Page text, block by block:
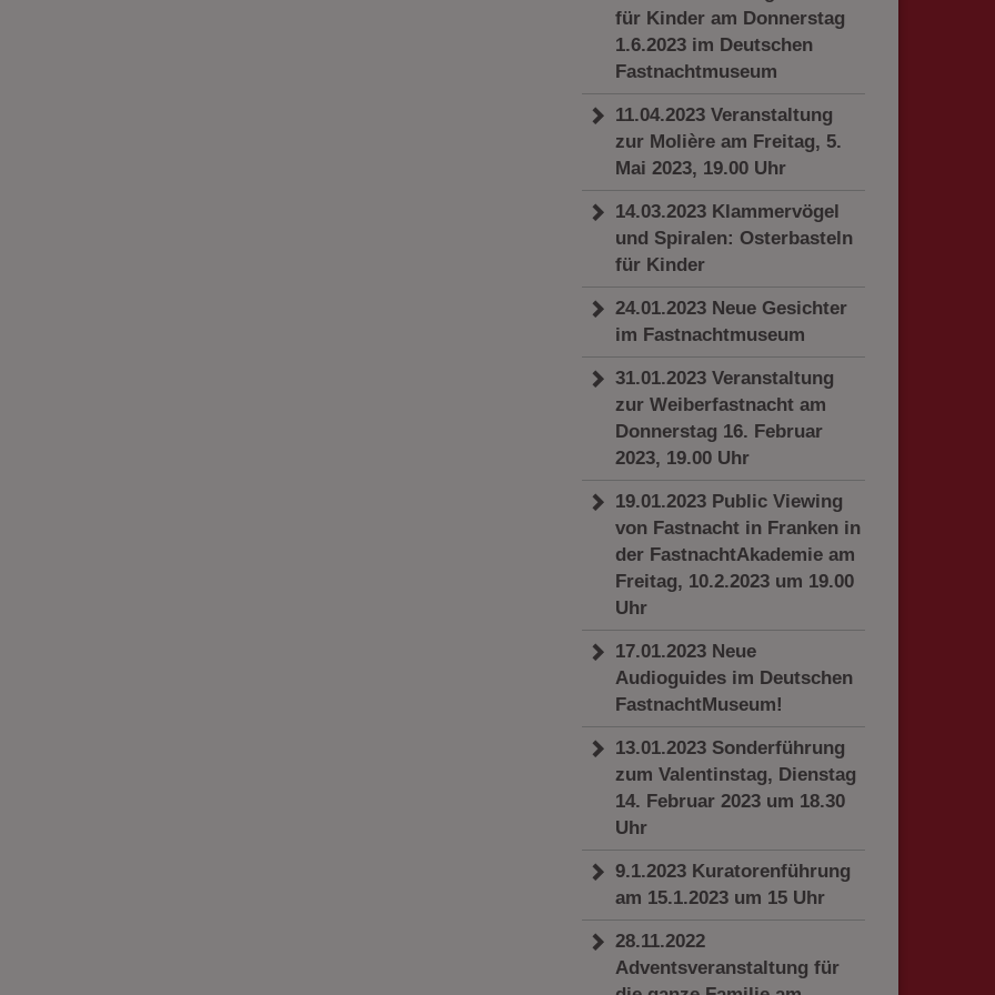
für Kinder am Donnerstag
1.6.2023 im Deutschen
Fastnachtmuseum
11.04.2023 Veranstaltung
zur Molière am Freitag, 5.
Mai 2023, 19.00 Uhr
14.03.2023 Klammervögel
und Spiralen: Osterbasteln
für Kinder
24.01.2023 Neue Gesichter
im Fastnachtmuseum
31.01.2023 Veranstaltung
zur Weiberfastnacht am
Donnerstag 16. Februar
2023, 19.00 Uhr
19.01.2023 Public Viewing
von Fastnacht in Franken in
der FastnachtAkademie am
Freitag, 10.2.2023 um 19.00
Uhr
17.01.2023 Neue
Audioguides im Deutschen
FastnachtMuseum!
13.01.2023 Sonderführung
zum Valentinstag, Dienstag
14. Februar 2023 um 18.30
Uhr
9.1.2023 Kuratorenführung
am 15.1.2023 um 15 Uhr
28.11.2022
Adventsveranstaltung für